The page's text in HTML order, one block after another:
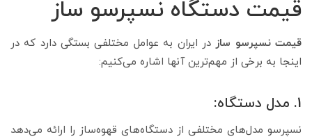
قیمت دستگاه نسپرسو ساز
قیمت نسپرسو سازدر ایران به عوامل مختلفی بستگی دارد که در
اینجا به برخی از مهم‌ترین آنها اشاره می‌کنیم:
1. مدل دستگاه:
نسپرسو مدل‌های مختلفی از دستگاه‌های قهوه‌ساز را ارائه می‌دهد